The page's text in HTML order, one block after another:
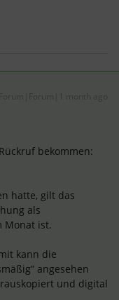
bekommen:
hatte, gilt das
als
Monat ist.
kann die
angesehen
und digital